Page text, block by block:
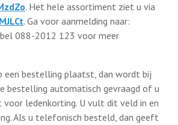
zorginstelling
. Het hele assortiment ziet u via
. Ga voor aanmelding naar:
088-2012 123 voor meer
een bestelling plaatst, dan wordt bij
bestelling automatisch gevraagd of u
voor ledenkorting. U vult dit veld in en
Als u telefonisch besteld, dan geeft